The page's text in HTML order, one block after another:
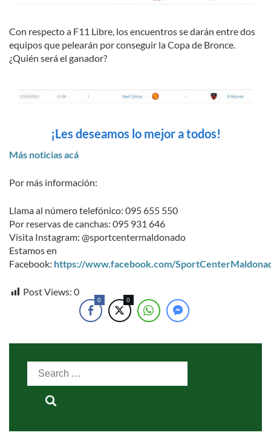
Con respecto a F11 Libre, los encuentros se darán entre dos
equipos que pelearán por conseguir la Copa de Bronce.
¿Quién será el ganador?
¡Les deseamos lo mejor a todos!
Más noticias acá
Por más información:
Llama al número telefónico: 095 655 550
Por reservas de canchas: 095 931 646
Visita Instagram: @sportcentermaldonado
Estamos en
Facebook: https://www.facebook.com/
Post Views: 0
0 0
Search